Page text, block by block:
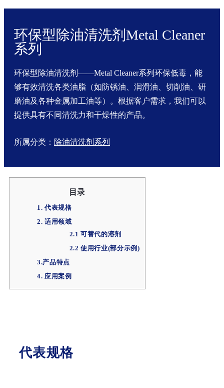
环保型除油清洗剂Metal Cleaner
系列
环保型除油清洗剂——Metal Cleaner系列环保低毒，能
够有效清洗各类油脂（如防锈油、润滑油、切削油、研
磨油及各种金属加工油等）。根据客户需求，我们可以
提供具有不同清洗力和干燥性的产品。
所属分类： 除油清洗剂系列
目录
1. 代表规格
2. 适用领域
2.1 可替代的溶剂
2.2 使用行业(部分示例)
3.产品特点
4. 应用案例
代表规格